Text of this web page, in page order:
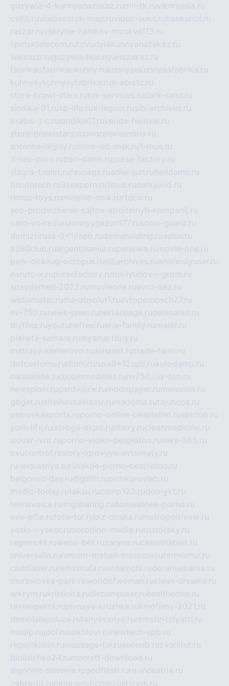
guzywia-4-kuhnyanazakaz.ru mir-tk.ruvlknrussia.ru
cs68.ruvladivostok-map.ruvideo-seks.rubankaribi.ru
raszar.ruvskrytie-zamkov-moskva113.ru
lipetsktelecom.rutovudyi4kuhnyanazakaz.ru
seksuzb.ruguzywia4kuhnyanazakaz.ru
fabrikaofabrikaokuhny.rukuhnyaekuhnyaafabrika.ru
kuhnyaykuhnyayfabrika.rue-abis1c.ru
store-brawl-stars.rukts-services.rudark-sand.ru
sindika-01.rusp-life.rux-legion.rusib-archives.ru
e-abis-1-c.rusindika01.ruvenda-festival.ru
store-brawlstars.rudooraleksandria.ru
antenna-highly.ru mine-lab-msk.ru1-mus.ru
3-sex-porn.ruban-damn.rupurse-factory.ru
viagra-tablet.rufasbags.ruadler-jun.rubandamn.ru
fincontech.ru3sexporn.ru1mus.rudarksand.ru
rebus-toys.ru minelab-msk.ru rtdco.ru
seo-prodvizhenie-sajtov-stroitelnyh-kompanij.ru
card-voice.ru rulonnyygazon177.rusnow-guard.ru
domizbrusa-9x12spb.rudemaholding.ruaalse.ru
a380club.ruargentinamia.ruperkoka.ru movie-one.ru
perk-oka.rug-octopus.rusibarchives.ruandreislyusar.ru
naruto-x.rupursefactory.rutor-lyubov-i-grom.ru
spayderhed-2022.ru movieone.ruevro-dez.ru
webamator.ru ma-absolut1.ruavtopomosch27.ru
nv-750.ru news-plain.ru nertansaga.rudelanalad.ru
dizfiles.ruyoutubefree.ruaria-family.ru roadli.ru
planeta-samara.ru mysmartbuy.ru
matrasy-kemerovo.ruashanet.rutrade-farm.ru
dotcustoms.rudomizbrusa9x12spb.ruautodamp.ru
narasimha.rudjcommodities.ru nv750.rux-ton.ru
newsplain.rucardvoice.ru modopaper.ru manunae.ru
gbget.rualfeihavsalnassr.ru madoma.rutajuncos.ru
petrovkasports.ruporno-online-besplatno.rusplclub.ru
york-life.rudoroga-expo.ru ribery.rucleanmedicine.ru
slovar-ivrit.ruporno-video-besplatno.ruseks-365.ru
ovucontrol.rusloty-igrovyye-avtomaty.ru
ru-industriya.ru russkoe-porno-besplatno.ru
belgorod-day.rudigilith.rupichkurovlab.ru
medic-today.rutaksu.rucomp123.rudon-ykt.ru
teensvoice.ru imgsharing.rudomashnee-porno.ru
eva-elfie.rufoto-tur.rubiz-doska.ru metropoltravel.ru
veslo-i-yakor.ruborodino-media.ru rostotsky.ru
regionufa.ruweiss-bet.ruzaryna.rucasinotablet.ru
universalia.ru remont-mebeli-moscow.rutermomur.ru
clubfisher.ru remstirufa.ruerdamchi.rudoramamama.ru
muraviovka-park.ruworldofwoman.ruclean-dreams.ru
arkrym.rukristinita.rudircomputer.ru healthenter.ru
textexperts.rupivnaya-kruzhka.rukinofilmy-2021.ru
demolalapaluza.rutanyavanya.ru remstir-tolyatti.ru
msdip.ru jdol.rusokolovr.ru newtech-spb.ru
rezemkleim.ru massage-tai.ruseonub.ruzvonitut.ru
biolisichka24.ru mncraft-download.ru
algoritm-sistema.rugodflesh.ru ru-industria.ru
zebra-tlt.ruokna-proficom.ruerynok.ru